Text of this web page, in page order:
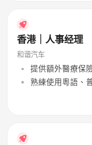
香港｜人事经理
和谐汽车
提供額外醫療保
熟練使用粵語、